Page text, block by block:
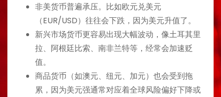
非美货币普遍承压。比如欧元兑美元
（EUR/USD）往往会下跌，因为美元升值了。
新兴市场货币更容易出现大幅波动，像土耳其里
拉、阿根廷比索、南非兰特等，经常会加速贬
值。
商品货币（如澳元、纽元、加元）也会受到拖
累，因为美元强通常对应着全球风险偏好下降或